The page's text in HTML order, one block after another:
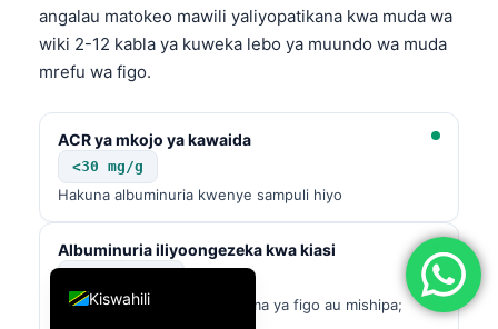
angalau matokeo mawili yaliyopatikana kwa muda wa
wiki 2-12 kabla ya kuweka lebo ya muundo wa muda
mrefu wa figo.
ACR ya mkojo ya kawaida
<30 mg/g
Hakuna albuminuria kwenye sampuli hiyo
Albuminuria iliyoongezeka kwa kiasi
Kiashiria cha hatari ya mapema ya figo au mishipa;
Kiswahili
English
Deutsch
العربية
Français
עִבְרִית
Italiano
Español